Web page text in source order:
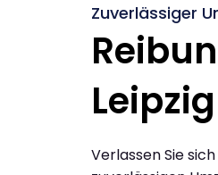
Zuverlässiger
Verlassen Sie